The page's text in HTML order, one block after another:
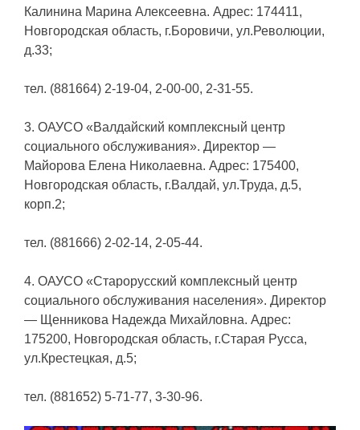
Калинина Марина Алексеевна. Адрес: 174411,
Новгородская область, г.Боровичи, ул.Революции,
д.33;
тел. (881664) 2-19-04, 2-00-00, 2-31-55.
3. ОАУСО «Валдайский комплексный центр
социального обслуживания». Директор —
Майорова Елена Николаевна. Адрес: 175400,
Новгородская область, г.Валдай, ул.Труда, д.5,
корп.2;
тел. (881666) 2-02-14, 2-05-44.
4. ОАУСО «Старорусский комплексный центр
социального обслуживания населения». Директор
— Щенникова Надежда Михайловна. Адрес:
175200, Новгородская область, г.Старая Русса,
ул.Крестецкая, д.5;
тел. (881652) 5-71-77, 3-30-96.